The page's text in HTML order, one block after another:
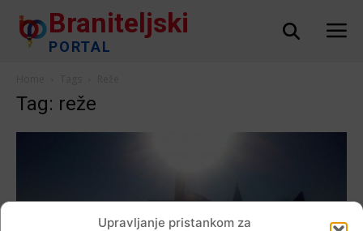
Upravljanje pristankom za
Braniteljski
PORTAL
Tag: reže